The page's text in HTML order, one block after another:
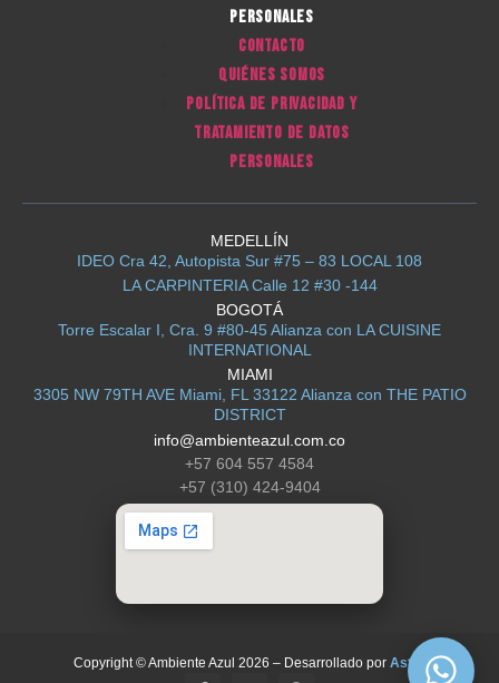
Personales
Contacto
Quiénes Somos
Política De Privacidad y
Tratamiento De Datos
Personales
MEDELLÍN
IDEO Cra 42, Autopista Sur #75 – 83 LOCAL 108
LA CARPINTERIA Calle 12 #30 -144
BOGOTÁ
Torre Escalar I, Cra. 9 #80-45 Alianza con LA CUISINE
INTERNATIONAL
MIAMI
3305 NW 79TH AVE Miami, FL 33122 Alianza con THE PATIO
DISTRICT
info@ambienteazul.com.co
+57 604 557 4584
+57 (310) 424-9404
Copyright © Ambiente Azul 2026 – Desarrollado por Astra